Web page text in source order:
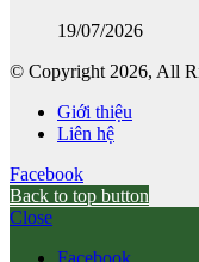
19/07/2026
© Copyright 2026, All
Giới thiệu
Liên hệ
Facebook
Back to top button
Close
Facebook